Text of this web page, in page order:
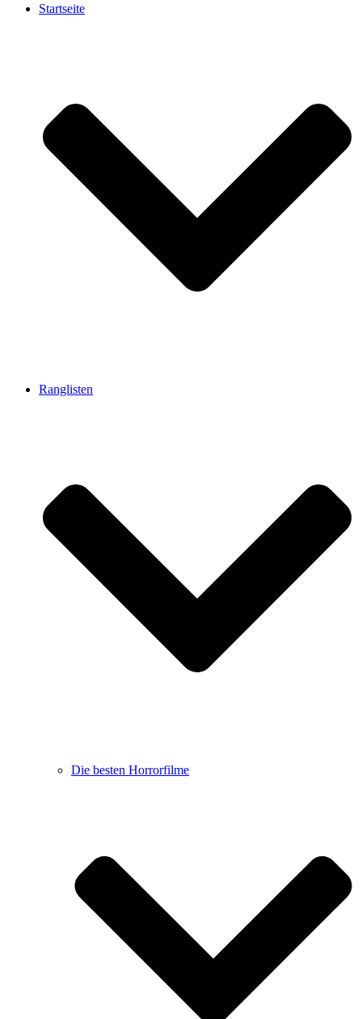
Startseite
Ranglisten
Die besten Horrorfilme